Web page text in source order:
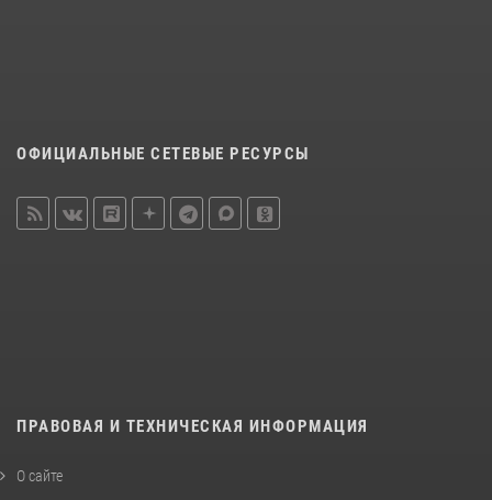
ОФИЦИАЛЬНЫЕ СЕТЕВЫЕ РЕСУРСЫ
ПРАВОВАЯ И ТЕХНИЧЕСКАЯ ИНФОРМАЦИЯ
О сайте